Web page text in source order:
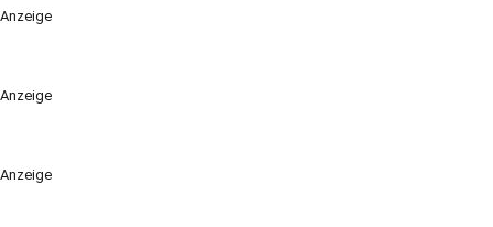
Anzeige
Anzeige
Anzeige